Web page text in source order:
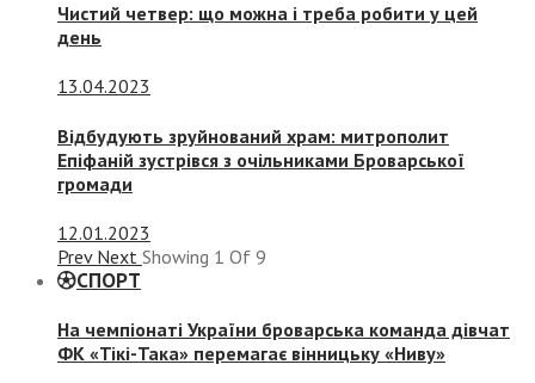
Чистий четвер: що можна і треба робити у цей
день
13.04.2023
Відбудують зруйнований храм: митрополит
Епіфаній зустрівся з очільниками Броварської
громади
12.01.2023
Prev Next Showing 1 Of 9
СПОРТ
На чемпіонаті України броварська команда дівчат
ФК «Тікі-Така» перемагає вінницьку «Ниву»